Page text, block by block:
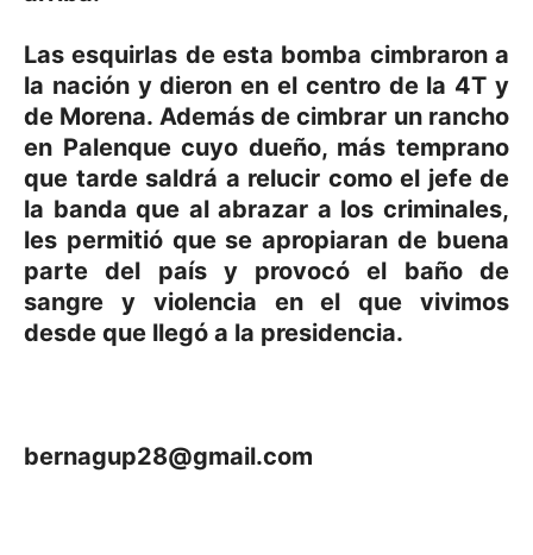
Las esquirlas de esta bomba cimbraron a
la nación y dieron en el centro de la 4T y
de Morena. Además de cimbrar un rancho
en Palenque cuyo dueño, más temprano
que tarde saldrá a relucir como el jefe de
la banda que al abrazar a los criminales,
les permitió que se apropiaran de buena
parte del país y provocó el baño de
sangre y violencia en el que vivimos
desde que llegó a la presidencia.
bernagup28@gmail.com